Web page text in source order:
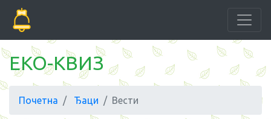
ЕКО-КВИЗ
Почетна Ђаци Вести